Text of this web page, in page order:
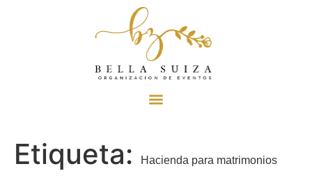
Etiqueta: Hacienda para matrimonios